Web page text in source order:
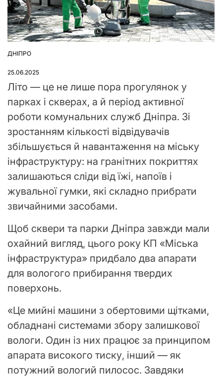
ОПУБЛІКУВАТИ
ДНІПРО
25.06.2025
Літо — це не лише пора прогулянок у
парках і скверах, а й період активної
роботи комунальних служб Дніпра. Зі
зростанням кількості відвідувачів
збільшується й навантаження на міську
інфраструктуру: на гранітних покриттях
залишаються сліди від їжі, напоїв і
жувальної гумки, які складно прибрати
звичайними засобами.
Щоб сквери та парки Дніпра завжди мали
охайний вигляд, цього року КП «Міська
інфраструктура» придбало два апарати
для вологого прибирання твердих
поверхонь.
«Це мийні машини з обертовими щітками,
обладнані системами збору залишкової
вологи. Один із них працює за принципом
апарата високого тиску, інший — як
потужний вологий пилосос. Завдяки